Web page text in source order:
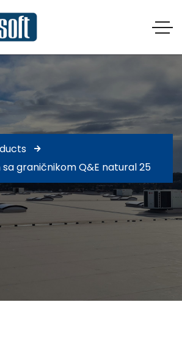
graničnikom Q&E natural 25